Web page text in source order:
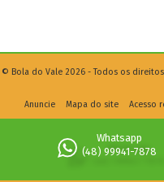
© Bola do Vale 2026 - Todos os
Anuncie Mapa do site Acesso
Whatsapp
(48) 99941-7878